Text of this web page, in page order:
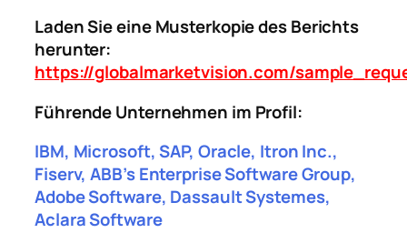
Laden Sie eine Musterkopie des Berichts
herunter:
https://globalmarketvision.com/
Führende Unternehmen im Profil:
IBM, Microsoft, SAP, Oracle, Itron Inc.,
Fiserv, ABB’s Enterprise Software Group,
Adobe Software, Dassault Systemes,
Aclara Software